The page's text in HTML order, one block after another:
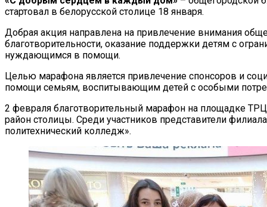
стартовал в белорусской столице 18 января.
Добрая акция направлена на привлечение внимания
благотворительности, оказание поддержки детям с
нуждающимся в помощи.
Целью марафона является привлечение спонсоров и
помощи семьям, воспитывающим детей с особыми
2 февраля благотворительный марафон на площадке
район столицы. Среди участников представители
политехнический колледж».